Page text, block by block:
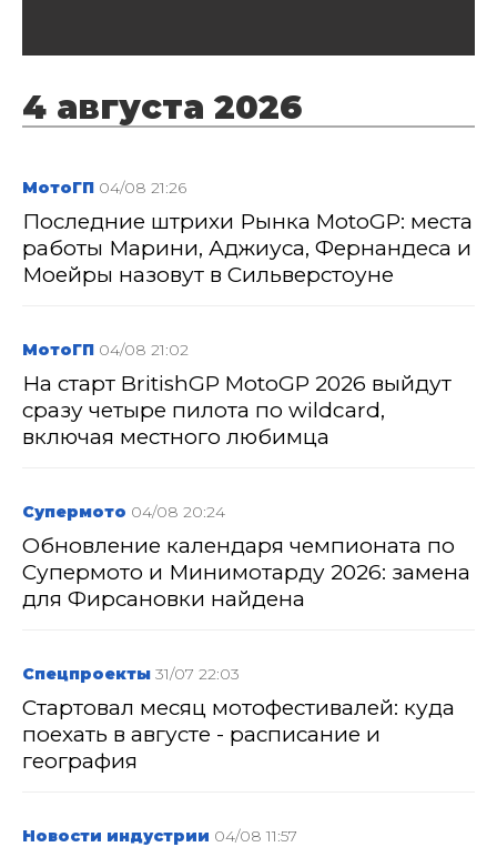
4 августа 2026
МотоГП 04/08 21:26
Последние штрихи Рынка MotoGP: места
работы Марини, Аджиуса, Фернандеса и
Моейры назовут в Сильверстоуне
МотоГП 04/08 21:02
На старт BritishGP MotoGP 2026 выйдут
сразу четыре пилота по wildcard,
включая местного любимца
Супермото 04/08 20:24
Обновление календаря чемпионата по
Супермото и Минимотарду 2026: замена
для Фирсановки найдена
Спецпроекты 31/07 22:03
Стартовал месяц мотофестивалей: куда
поехать в августе - расписание и
география
Новости индустрии 04/08 11:57